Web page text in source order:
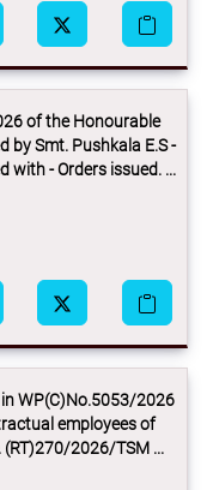
of the Honourable
by Smt. Pushkala E.S -
with - Orders issued. ...
WP(C)No.5053/2026
employees of
(RT)270/2026/TSM ...